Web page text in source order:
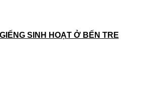
SINH HOẠT Ở BẾN TRE